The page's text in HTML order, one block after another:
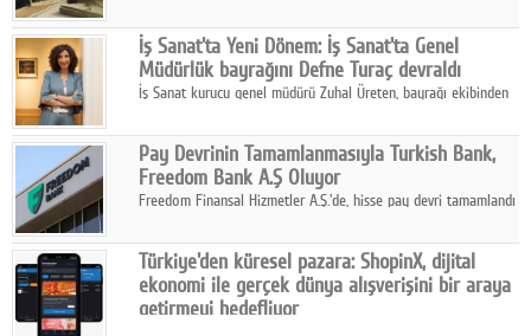
katmanlı bir aile hikâyesi anlatıyor.
İş Sanat'ta Yeni Dönem: İş Sanat'ta Genel
Müdürlük bayrağını Defne Turaç devraldı
İş Sanat kurucu genel müdürü Zuhal Üreten, bayrağı ekibinden
Pay Devrinin Tamamlanmasıyla Turkish Bank,
Freedom Bank A.Ş Oluyor
Freedom Finansal Hizmetler A.Ş.'de, hisse pay devri tamamlandı
Turkish Bank'ın ticaret unvanının “Freedom Bank A.Ş.” olmasına
karar verildi.
Türkiye'den küresel pazara: ShopinX, dijital
ekonomi ile gerçek dünya alışverişini bir araya
getirmeyi hedefliyor